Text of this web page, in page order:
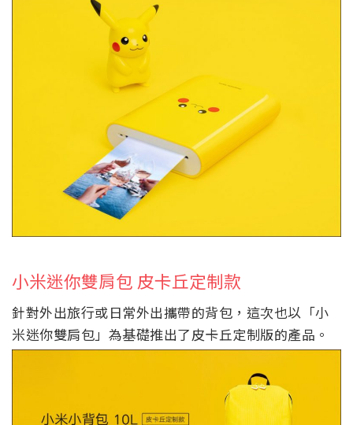
小米迷你雙肩包 皮卡丘定制款
針對外出旅行或日常外出攜帶的背包，這次也以「小
米迷你雙肩包」為基礎推出了皮卡丘定制版的產品。